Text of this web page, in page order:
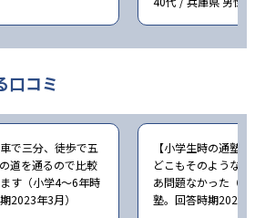
口コミ
で三分、徒歩で五
道を通るので比較
す（小学4〜6年時
2023年3月）
【小学生時の通塾
どこもそのような
あ問題なかった（
塾。回答時期2023